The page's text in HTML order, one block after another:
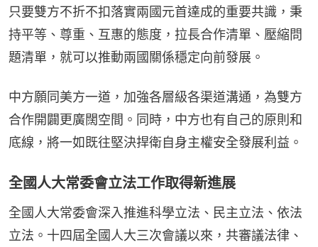
只要雙方不折不扣落實兩國元首達成的重要共識，秉
持平等、尊重、互惠的態度，拉長合作清單、壓縮問
題清單，就可以推動兩國關係穩定向前發展。
中方願同美方一道，加強各層級各渠道溝通，為雙方
合作開闢更廣闊空間。同時，中方也有自己的原則和
底線，將一如既往堅決捍衛自身主權安全發展利益。
全國人大常委會立法工作取得新進展
全國人大常委會深入推進科學立法、民主立法、依法
立法。十四屆全國人大三次會議以來，共審議法律、